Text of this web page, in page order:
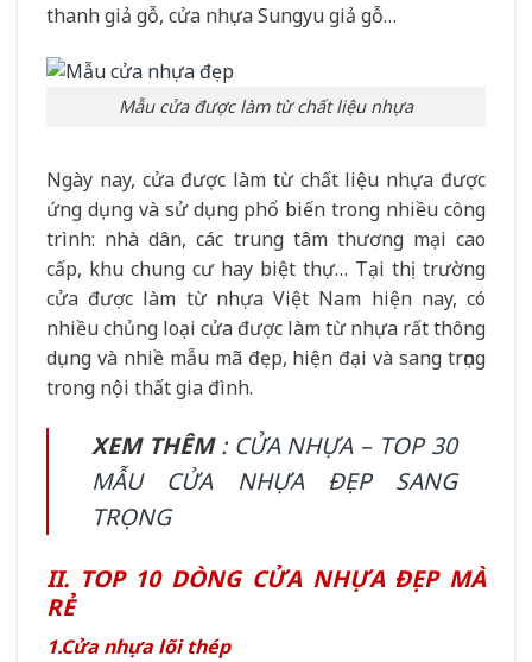
thanh giả gỗ, cửa nhựa Sungyu giả gỗ…
Mẫu cửa được làm từ chất liệu nhựa
Ngày nay, cửa được làm từ chất liệu nhựa được
ứng dụng và sử dụng phổ biến trong nhiều công
trình: nhà dân, các trung tâm thương mại cao
cấp, khu chung cư hay biệt thự… Tại thị trường
cửa được làm từ nhựa Việt Nam hiện nay, có
nhiều chủng loại cửa được làm từ nhựa rất thông
dụng và nhiề mẫu mã đẹp, hiện đại và sang trọng
trong nội thất gia đình.
XEM THÊM: CỬA NHỰA – TOP 30
MẪU CỬA NHỰA ĐẸP SANG
TRỌNG
II. TOP 10 DÒNG CỬA NHỰA ĐẸP MÀ
RẺ
1.Cửa nhựa lõi thép